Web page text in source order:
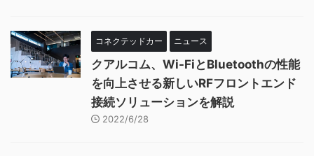
コネクテッドカー ニュース
クアルコム、Wi-FiとBluetoothの性能
を向上させる新しいRFフロントエンド
接続ソリューションを解説
2022/6/28